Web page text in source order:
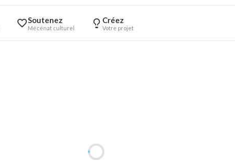
Soutenez
Mécénat culturel
Créez
Votre projet